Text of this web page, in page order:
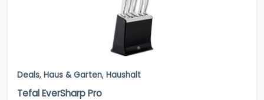
Deals, Haus & Garten, Haushalt
Tefal EverSharp Pro